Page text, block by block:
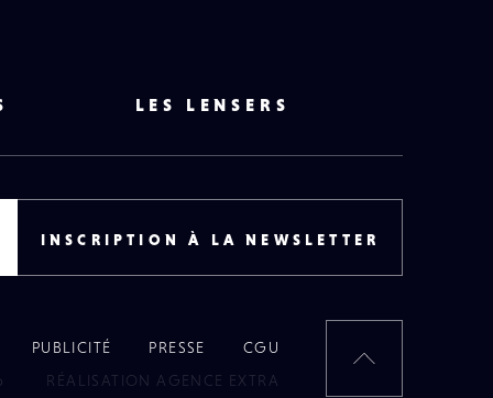
LES LENSERS
INSCRIPTION À LA NEWSLETTER
PUBLICITÉ PRESSE
CGU
RÉALISATION AGENCE EXTRA